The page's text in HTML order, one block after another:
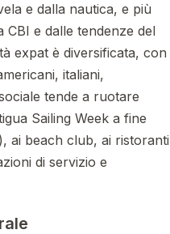
e dalla nautica, e più
CBI e dalle tendenze del
expat è diversificata, con
italiani,
tende a ruotare
Sailing Week a fine
ai beach club, ai ristoranti
di servizio e